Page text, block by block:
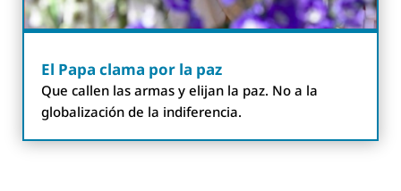
El Papa clama por la paz
Que callen las armas y elijan la paz. No a la
globalización de la indiferencia.